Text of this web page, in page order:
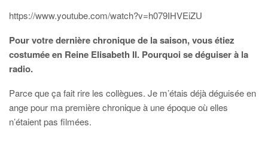
https://www.youtube.com/watch?v=h079IHVEiZU
Pour votre dernière chronique de la saison, vous étiez
costumée en Reine Elisabeth II. Pourquoi se déguiser à la
radio.
Parce que ça fait rire les collègues. Je m’étais déjà déguisée en
ange pour ma première chronique à une époque où elles
n’étaient pas filmées.